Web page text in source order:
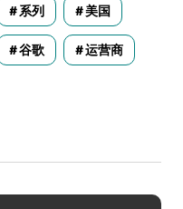
系列 美国
谷歌 运营商